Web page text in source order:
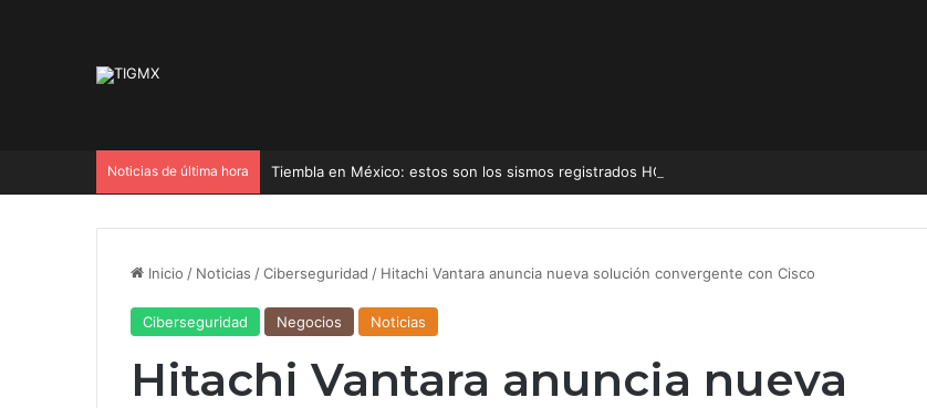
Noticias de última hora Tiembla en México: estos son los sismos registrados HOY 6 de agosto | Epicentro
Inicio / Noticias /Ciberseguridad / Hitachi Vantara anuncia nueva solución convergente con Cisco
Ciberseguridad Negocios Noticias
Hitachi Vantara anuncia nueva